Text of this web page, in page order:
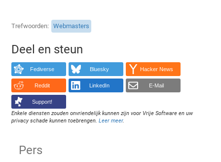
Trefwoorden Webmasters
Deel en steun
Fediverse Bluesky Hacker News
Reddit LinkedIn E-Mail
Support!
Enkele diensten zouden onvriendelijk kunnen zijn voor Vrije Software en uw
privacy schade kunnen toebrengen.Leer meer.
Pers